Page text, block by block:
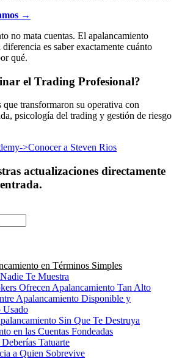
→
no mata cuentas. El apalancamiento
es saber exactamente cuánto
qué.
el Trading Profesional?
transformaron su operativa con
psicología del trading y gestión de riesgo
->Conocer a Steven Rios
actualizaciones directamente
en Términos Simples
Te Muestra
Ofrecen Apalancamiento Tan Alto
Apalancamiento Disponible y
Usado
Sin Que Te Destruya
en las Cuentas Fondeadas
Tatuarte
a Quien Sobrevive